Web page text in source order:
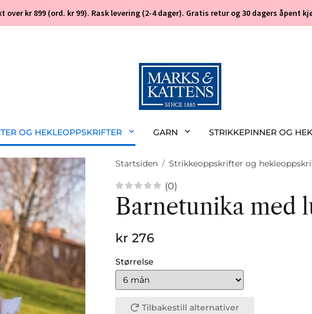
over kr 899 (ord. kr 99). Rask levering (2-4 dager). Gratis retur og 30 dagers åpent
OG HEKLEOPPSKRIFTER GARN STRIKKEPINNER OG
Startsiden / Strikkeoppskrifter og
(0)
Barnetunika med
kr 276
Størrelse
Tilbakestill alternativer